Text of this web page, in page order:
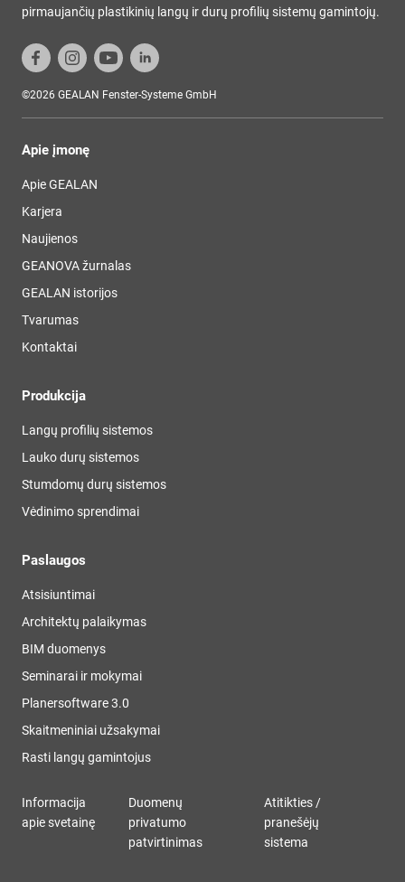
pirmaujančių plastikinių langų ir durų profilių sistemų gamintojų.
©2026 GEALAN Fenster-Systeme GmbH
Apie įmonę
Apie GEALAN
Karjera
Naujienos
GEANOVA žurnalas
GEALAN istorijos
Tvarumas
Kontaktai
Produkcija
Langų profilių sistemos
Lauko durų sistemos
Stumdomų durų sistemos
Vėdinimo sprendimai
Paslaugos
Atsisiuntimai
Architektų palaikymas
BIM duomenys
Seminarai ir mokymai
Planersoftware 3.0
Skaitmeniniai užsakymai
Rasti langų gamintojus
Informacija
apie svetainę
Duomenų
privatumo
patvirtinimas
Atitikties /
pranešėjų
sistema